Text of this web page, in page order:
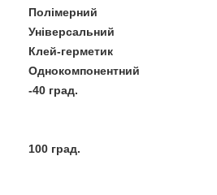
Полімерний
Універсальний
Клей-герметик
Однокомпонентний
-40 град.
100 град.